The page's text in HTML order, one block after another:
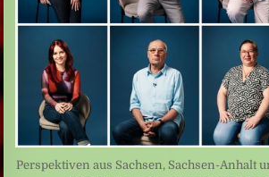
Perspektiven aus Sachsen, Sachsen-Anhalt